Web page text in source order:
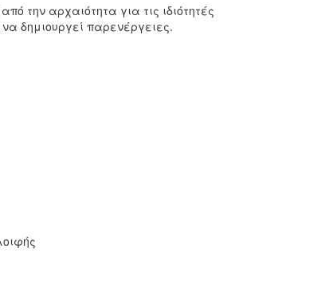
την αρχαιότητα για τις ιδιότητές
δημιουργεί παρενέργειες.